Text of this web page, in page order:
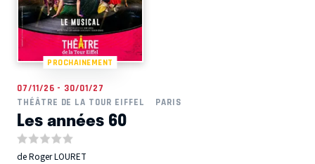
PROCHAINEMENT
07/11/26 - 30/01/27
THÉÂTRE DE LA TOUR EIFFEL
PARIS
Les années 60
de Roger LOURET